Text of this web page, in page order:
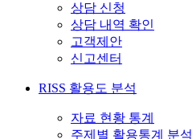
상담 신청
상담 내역 확인
고객제안
신고센터
RISS 활용도 분석
자료 현황 통계
주제별 활용통계 분석